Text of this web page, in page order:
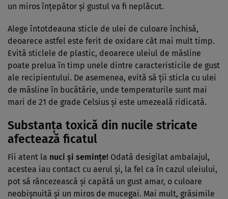
un miros înțepător și gustul va fi neplăcut.
Alege întotdeauna sticle de ulei de culoare închisă,
deoarece astfel este ferit de oxidare cât mai mult timp.
Evită sticlele de plastic, deoarece uleiul de măsline
poate prelua în timp unele dintre caracteristicile de gust
ale recipientului. De asemenea, evită să ții sticla cu ulei
de măsline în bucătărie, unde temperaturile sunt mai
mari de 21 de grade Celsius și este umezeală ridicată.
Substanța toxică din nucile stricate
afectează ficatul
Fii atent la nuci și semințe! Odată desigilat ambalajul,
acestea iau contact cu aerul și, la fel ca în cazul uleiului,
pot să râncezească și capătă un gust amar, o culoare
neobișnuită și un miros de mucegai. Mai mult, grăsimile